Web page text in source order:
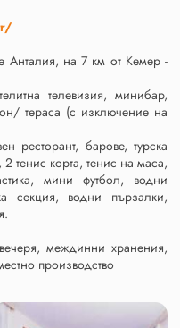
Анталия, на 7 км от Кемер -
телевизия, минибар,
тераса (с изключение на
ресторант, барове, турска
тенис корта, тенис на маса,
мини футбол, водни
секция, водни пързалки,
междинни хранения,
производство